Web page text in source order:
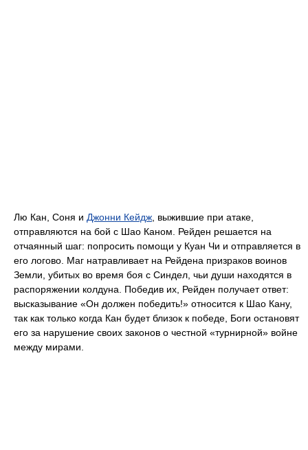
Лю Кан, Соня и Джонни Кейдж , выжившие при атаке,
отправляются на бой с Шао Каном. Рейден решается на
отчаянный шаг: попросить помощи у Куан Чи и отправляется в
его логово. Маг натравливает на Рейдена призраков воинов
Земли, убитых во время боя с Синдел, чьи души находятся в
распоряжении колдуна. Победив их, Рейден получает ответ:
высказывание «Он должен победить!» относится к Шао Кану,
так как только когда Кан будет близок к победе, Боги остановят
его за нарушение своих законов о честной «турнирной» войне
между мирами.